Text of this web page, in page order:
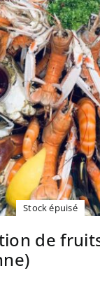
Stock épuisé
de